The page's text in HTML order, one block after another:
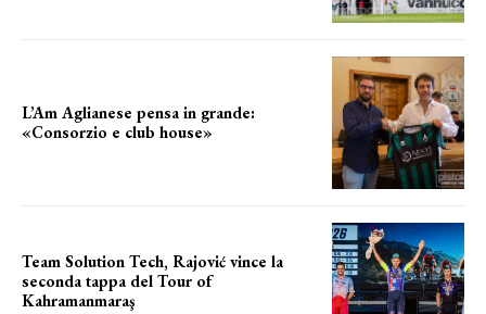
L’Am Aglianese pensa in grande:
«Consorzio e club house»
Team Solution Tech, Rajović vince la
seconda tappa del Tour of
Kahramanmaraş